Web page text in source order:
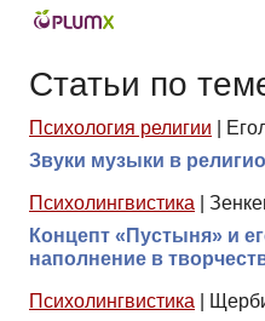
Статьи по
Психология религии
Звуки музыки в
Психолингвистика
Концепт «Пустыня» и
наполнение в
Психолингвистика